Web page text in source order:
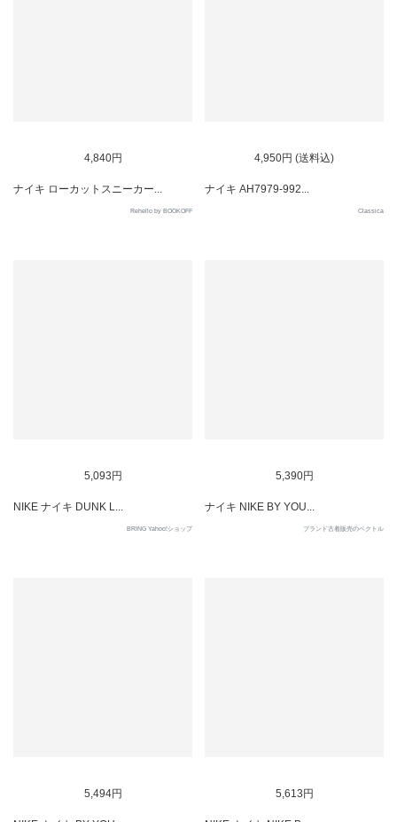
4,840円
ナイキ ローカットスニーカー...
Rehello by BOOKOFF
4,950円 (送料込)
ナイキ AH7979-992...
Classica
5,093円
NIKE ナイキ DUNK L...
BRING Yahoo!ショップ
5,390円
ナイキ NIKE BY YOU...
ブランド古着販売のベクトル
5,494円 5,613円